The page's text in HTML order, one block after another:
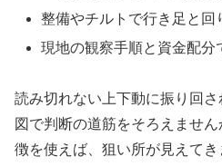
整備やチルトで行き足と回
現地の観察手順と資金配分
読み切れない上下動に振り回
図で判断の道筋をそろえませ
徴を使えば、狙い所が見えてき